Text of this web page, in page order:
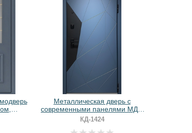
Металлическая дверь с
современными панелями МДФ
сине-черного цвета
КД-1424